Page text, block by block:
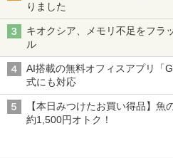
りました
キオクシア、メモリ不足をフラ
ル
AI搭載の無料オフィスアプリ「
式にも対応
【本日みつけたお買い得品】
約1,500円オトク！